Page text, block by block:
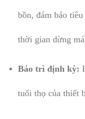
bồn, đảm bảo
thời gian dừng
Bảo trì định kỳ:
tuổi thọ của thiết